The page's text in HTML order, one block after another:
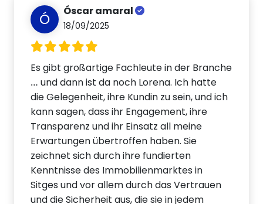
Ó Óscar amaral
18/09/2025
Es gibt großartige Fachleute in der Branche
… und dann ist da noch Lorena. Ich hatte
die Gelegenheit, ihre Kundin zu sein, und ich
kann sagen, dass ihr Engagement, ihre
Transparenz und ihr Einsatz all meine
Erwartungen übertroffen haben. Sie
zeichnet sich durch ihre fundierten
Kenntnisse des Immobilienmarktes in
Sitges und vor allem durch das Vertrauen
und die Sicherheit aus, die sie in jedem